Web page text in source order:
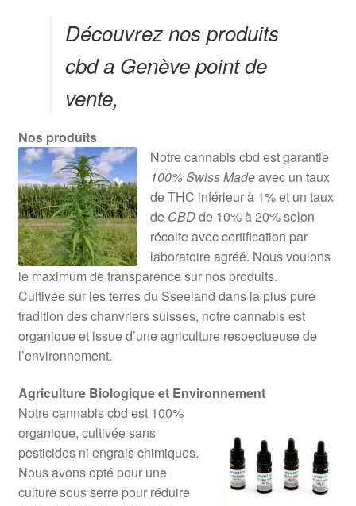
Découvrez nos produits
cbd a Genève point de
vente,
Nos produits
Notre cannabis cbd est garantie
100% Swiss Madeavec un taux
de THC inférieur à 1% et un taux
deCBDde 10% à 20% selon
récolte avec certification par
laboratoire agréé. Nous voulons
le maximum de transparence sur nos produits.
Cultivée sur les terres du Sseeland dans la plus pure
tradition des chanvriers suisses, notre cannabis est
organique et issue d’une agriculture respectueuse de
l’environnement.
Agriculture Biologique et Environnement
Notre cannabis cbd est 100%
organique, cultivée sans
pesticides ni engrais chimiques.
Nous avons opté pour une
culture sous serre pour réduire